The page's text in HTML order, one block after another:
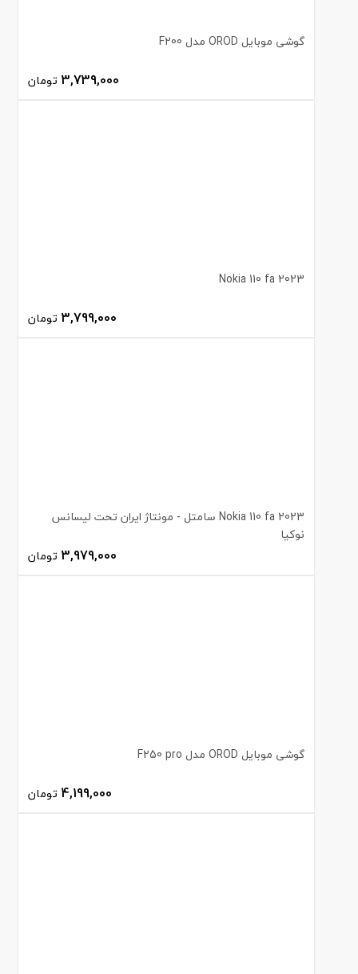
گوشی موبایل OROD مدل F200
3,739,000 تومان
Nokia 110 fa 2023
3,799,000 تومان
Nokia 110 fa 2023 سامتل - مونتاژ ایران تحت لیسانس
نوکیا
3,979,000 تومان
گوشی موبایل OROD مدل F250 pro
4,199,000 تومان